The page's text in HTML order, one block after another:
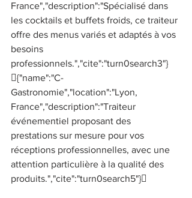
France","description":"Spécialisé dans
les cocktails et buffets froids, ce traiteur
offre des menus variés et adaptés à vos
besoins
professionnels.","cite":"turn0search3"}
{"name":"C-
Gastronomie","location":"Lyon,
France","description":"Traiteur
événementiel proposant des
prestations sur mesure pour vos
réceptions professionnelles, avec une
attention particulière à la qualité des
produits.","cite":"turn0search5"}